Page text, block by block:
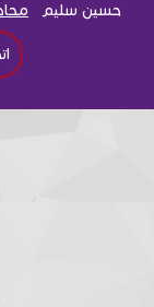
حسين سليم